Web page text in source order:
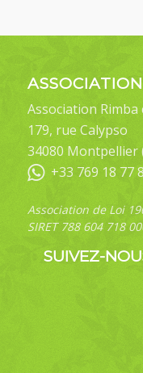
Association
179, rue Calypso
34080 Montpellier
+33 769 18 77
Association de Loi
SIRET 788 604 718
SUIVEZ-